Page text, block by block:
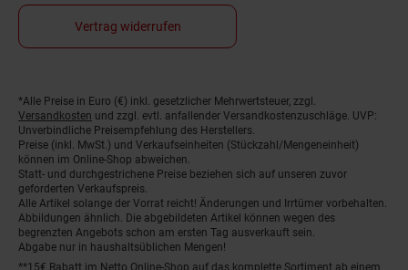
Vertrag widerrufen
Fußnoten
*Alle Preise in Euro (€) inkl. gesetzlicher Mehrwertsteuer, zzgl.
Versandkosten und zzgl. evtl. anfallender Versandkostenzuschläge. UVP:
Unverbindliche Preisempfehlung des Herstellers.
Preise (inkl. MwSt.) und Verkaufseinheiten (Stückzahl/Mengeneinheit)
können im Online-Shop abweichen.
Statt- und durchgestrichene Preise beziehen sich auf unseren zuvor
geforderten Verkaufspreis.
Alle Artikel solange der Vorrat reicht! Änderungen und Irrtümer vorbehalten.
Abbildungen ähnlich. Die abgebildeten Artikel können wegen des
begrenzten Angebots schon am ersten Tag ausverkauft sein.
Abgabe nur in haushaltsüblichen Mengen!
**15€ Rabatt im Netto Online-Shop auf das komplette Sortiment ab einem